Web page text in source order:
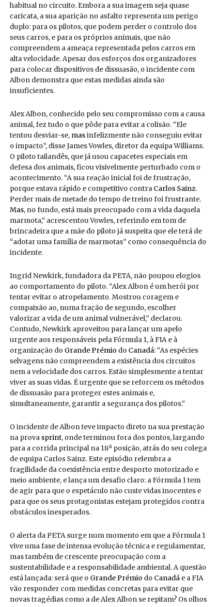
habitual no circuito. Embora a sua imagem seja quase
caricata, a sua aparição no asfalto representa um perigo
duplo: para os pilotos, que podem perder o controlo dos
seus carros, e para os próprios animais, que não
compreendem a ameaça representada pelos carros em
alta velocidade. Apesar dos esforços dos organizadores
para colocar dispositivos de dissuasão, o incidente com
Albon demonstra que estas medidas ainda são
insuficientes.
Alex Albon, conhecido pelo seu compromisso com a causa
animal, fez tudo o que pôde para evitar a colisão. “Ele
tentou desviar-se, masinfelizmente não conseguiu evitar
o impacto”, disse James Vowles, diretor da equipa Williams.
O piloto tailandês, que já usou capacetes especiais em
defesa dos animais, ficou visivelmente perturbado com o
acontecimento. “A sua reação inicial foi de frustração,
porque estava rápido e competitivo contra Carlos Sainz.
Perder mais de metade do tempo de treino foi frustrante.
Mas, no fundo, está mais preocupado com a vida daquela
marmota,” acrescentou Vowles, referindo em tom de
brincadeira que a mãe do piloto já suspeita que ele terá de
“adotar uma família de marmotas” como consequência do
incidente.
Ingrid Newkirk, fundadora da PETA, não poupou elogios
ao comportamento do piloto. “Alex Albon é um herói por
tentar evitar o atropelamento. Mostrou coragem e
compaixão ao, numa fração de segundo, escolher
valorizar a vida de um animal vulnerável,” declarou.
Contudo, Newkirk aproveitou para lançar um apelo
urgente aos responsáveis pela Fórmula 1, à FIA e à
organização do Grande Prémio do Canadá: “As espécies
selvagens não compreendem a existência dos circuitos
nem a velocidade dos carros. Estão simplesmente a tentar
viver as suas vidas. É urgente que se reforcem os métodos
de dissuasão para proteger estes animais e,
simultaneamente, garantir a segurança dos pilotos.”
O incidente de Albon teve impacto direto na sua prestação
na prova sprint, onde terminou fora dos pontos, largando
para a corrida principal na 18ª posição, atrás do seu colega
de equipa Carlos Sainz. Este episódio relembra a
fragilidade da coexistência entre desporto motorizado e
meio ambiente, e lança um desafio claro: a Fórmula 1 tem
de agir para que o espetáculo não custe vidas inocentes e
para que os seus protagonistas estejam protegidos contra
obstáculos inesperados.
O alerta da PETA surge num momento em que a Fórmula 1
vive uma fase de intensa evolução técnica e regulamentar,
mas também de crescente preocupação com a
sustentabilidade e a responsabilidade ambiental. A questão
está lançada: será que o Grande Prémio do Canadá e a FIA
vão responder com medidas concretas para evitar que
novas tragédias como a de Alex Albon se repitam? Os olhos